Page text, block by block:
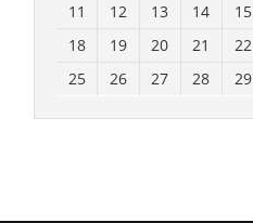
11
12 13 14 15
18
19 20 21 22
25
26 27 28 29